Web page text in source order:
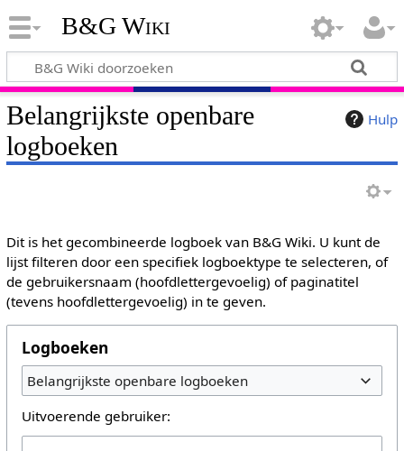
B&G Wiki
Hulp
Belangrijkste openbare
logboeken
Dit is het gecombineerde logboek van B&G Wiki. U kunt de
lijst filteren door een specifiek logboektype te selecteren, of
de gebruikersnaam (hoofdlettergevoelig) of paginatitel
(tevens hoofdlettergevoelig) in te geven.
Logboeken
Belangrijkste openbare logboeken
Uitvoerende gebruiker: